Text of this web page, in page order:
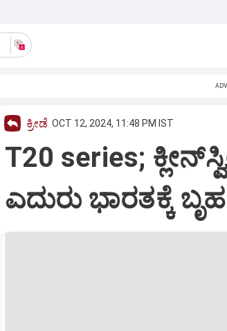
ಕ್ರೀಡೆ OCT 12, 2024, 11:48 PM IST
T20 series;
ಎದುರು ಭಾರತಕ್ಕೆ